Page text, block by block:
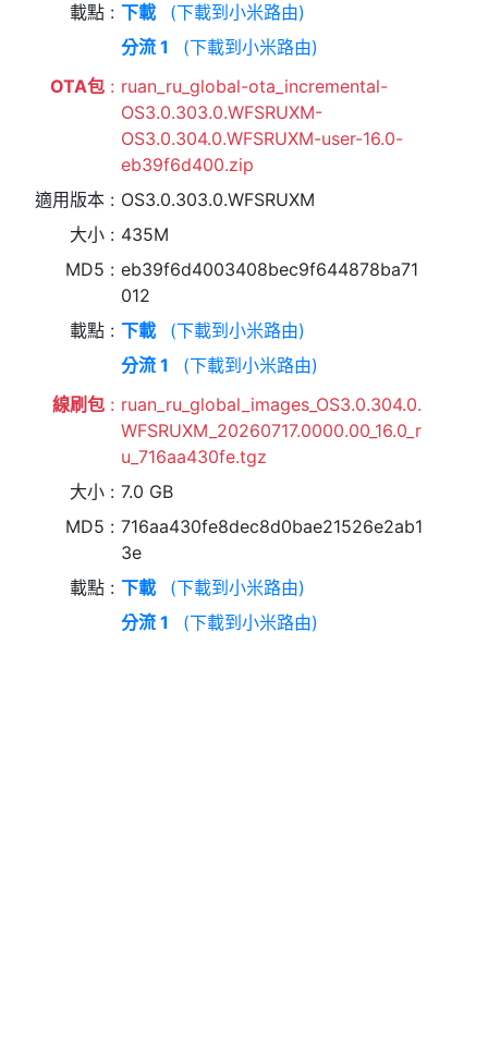
載點
下載
(下載到小米路由)
分流 1
(下載到小米路由)
OTA包
ruan_ru_global-ota_incremental-
OS3.0.303.0.WFSRUXM-
OS3.0.304.0.WFSRUXM-user-16.0-
eb39f6d400.zip
適用版本
OS3.0.303.0.WFSRUXM
大小
435M
MD5
eb39f6d4003408bec9f644878ba71
012
載點
下載
(下載到小米路由)
分流 1
(下載到小米路由)
線刷包
ruan_ru_global_images_OS3.0.304.0.
WFSRUXM_20260717.0000.00_16.0_r
u_716aa430fe.tgz
大小
7.0 GB
MD5
716aa430fe8dec8d0bae21526e2ab1
3e
載點
下載
(下載到小米路由)
分流 1
(下載到小米路由)